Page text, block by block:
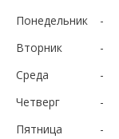
Понедельник
Вторник
Среда
Четверг
Пятница